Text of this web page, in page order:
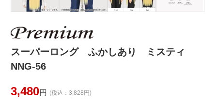
スーパーロング ふかしあり ミスティ
NNG-56
3,480円 (税込：3,828円)